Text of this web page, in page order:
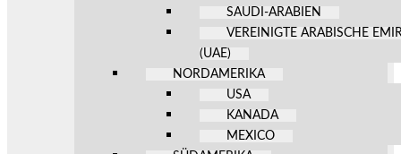
SAUDI-ARABIEN
VEREINIGTE ARABISCHE
(UAE)
NORDAMERIKA
USA
KANADA
MEXICO